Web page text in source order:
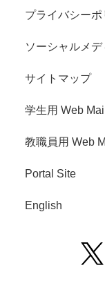
プライバシーポ
ソーシャルメ
サイトマップ
学生用 Web Mail
教職員用 Web
Portal Site
English